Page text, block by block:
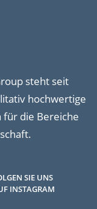
steht seit
hochwertige
die Bereiche
SIE UNS
INSTAGRAM